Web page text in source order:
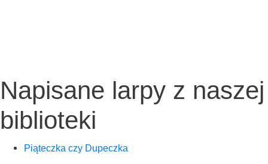
Napisane larpy z naszej
biblioteki
Pią­tecz­ka czy Dupeczka